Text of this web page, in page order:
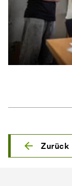
Zurück